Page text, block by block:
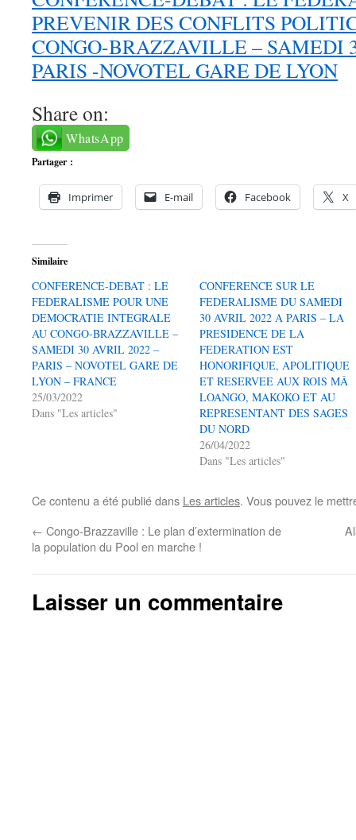
PREVENIR DES CONFLITS
CONGO-BRAZZAVILLE – SAMEDI
PARIS -NOVOTEL GARE DE LYON
Share on:
WhatsApp
Partager :
Imprimer E-mail Facebook X
Similaire
CONFERENCE-DEBAT : LE
FEDERALISME POUR UNE
DEMOCRATIE INTEGRALE
AU CONGO-BRAZZAVILLE –
SAMEDI 30 AVRIL 2022 –
PARIS – NOVOTEL GARE DE
LYON – FRANCE
25/03/2022
Dans "Les articles"
CONFERENCE SUR LE
FEDERALISME DU SAMEDI
30 AVRIL 2022 A PARIS – LA
PRESIDENCE DE LA
FEDERATION EST
HONORIFIQUE, APOLITIQUE
ET RESERVEE AUX ROIS MÂ
LOANGO, MAKOKO ET AU
REPRESENTANT DES SAGES
DU NORD
26/04/2022
Dans "Les articles"
Ce contenu a été publié dans Les articles. Vous pouvez le
← Congo-Brazzaville : Le plan d’extermination de
la population du Pool en marche !
Laisser un commentaire